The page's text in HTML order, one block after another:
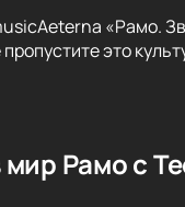
«Рамо.
это
Рамо с